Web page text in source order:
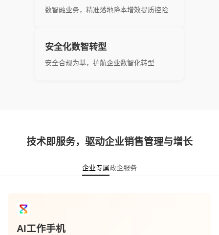
数智融业务，精准落地降本增效提质控险
安全化数智转型
安全合规为基，护航企业数智化转型
技术即服务，驱动企业销售管理与增长
企业专属政企服务
AI工作手机